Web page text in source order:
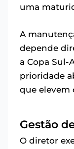
uma
A
depende
a Copa Sul-
prioridade
que elevem
Gestão
O diretor